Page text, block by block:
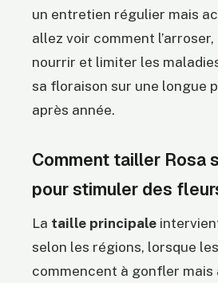
un entretien régulier mais
allez voir comment
nourrir et limiter les
sa floraison sur une longue
après année.
Comment tailler Rosa
pour stimuler des
La taille principale
selon les régions, lorsque
commencent à gonfler mais